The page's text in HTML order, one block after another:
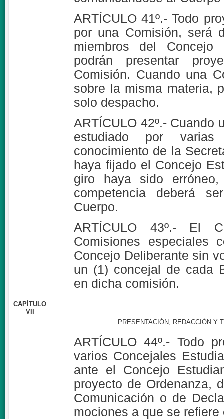
ARTÍCULO 41º.- Todo
por una Comisión, será
miembros del Concejo
podrán presentar
Comisión. Cuando una
sobre la misma materia,
solo despacho.
ARTÍCULO 42º.- Cuando
estudiado por varias
conocimiento de la
haya fijado el Concejo
giro haya sido
competencia deberá
Cuerpo.
ARTÍCULO 43º.- El
Comisiones especiales
Concejo Deliberante sin
un (1) concejal de cada
en dicha comisión.
CAPÍTULO
VII
PRESENTACIÓN, REDACCIÓN Y
ARTÍCULO 44º.- Todo
varios Concejales
ante el Concejo
proyecto de Ordenanza,
Comunicación o de
mociones a que se